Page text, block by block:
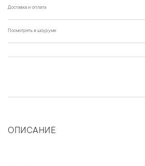
Доставка и оплата
Посмотреть в шоуруме
ОПИСАНИЕ